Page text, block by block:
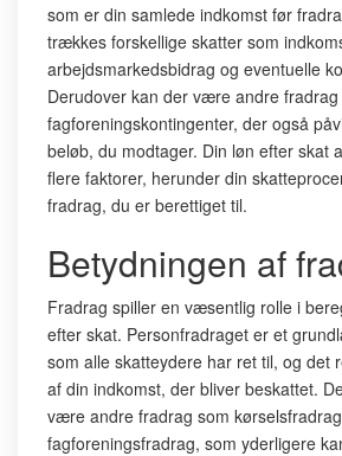
som er din samlede indkomst før
trækkes forskellige skatter som
arbejdsmarkedsbidrag og eventuelle
Derudover kan der være andre
fagforeningskontingenter, der også
beløb, du modtager. Din løn efter skat
flere faktorer, herunder din
fradrag, du er berettiget til.
Betydningen af
Fradrag spiller en væsentlig rolle i
efter skat. Personfradraget er et
som alle skatteydere har ret til, og det
af din indkomst, der bliver beskattet.
være andre fradrag som
fagforeningsfradrag, som yderligere